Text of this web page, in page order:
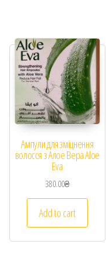
Ампули для зміцнення
волосся з Алое Вера Aloe
Eva
380.00₴
Add to cart